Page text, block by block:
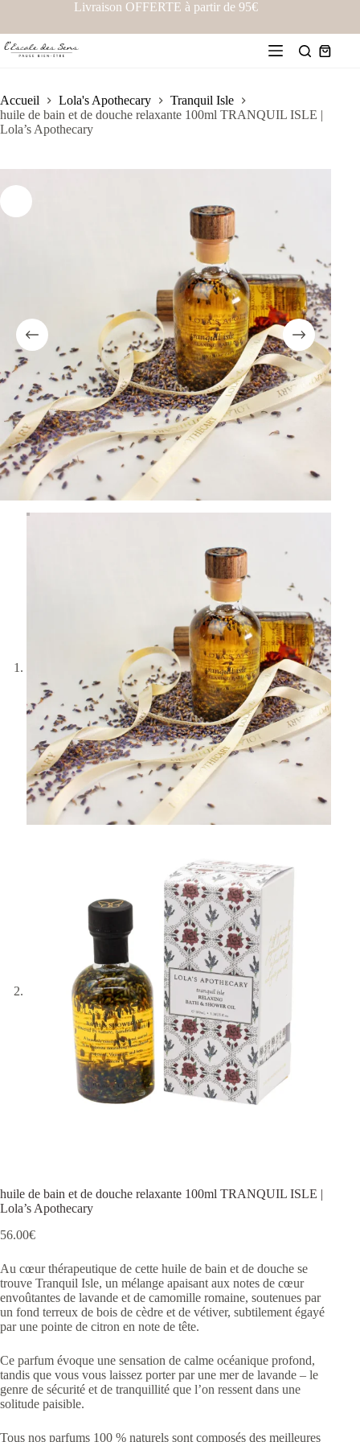
Livraison OFFERTE à partir de 95€
Accueil Lola's Apothecary
Tranquil Isle
huile de bain et de douche relaxante 100ml TRANQUIL ISLE |
Lola’s Apothecary
huile de bain et de douche relaxante 100ml TRANQUIL ISLE |
Lola’s Apothecary
56.00€
Au cœur thérapeutique de cette huile de bain et de douche se
trouve Tranquil Isle, un mélange apaisant aux notes de cœur
envoûtantes de lavande et de camomille romaine, soutenues par
un fond terreux de bois de cèdre et de vétiver, subtilement égayé
par une pointe de citron en note de tête.
Ce parfum évoque une sensation de calme océanique profond,
tandis que vous vous laissez porter par une mer de lavande – le
genre de sécurité et de tranquillité que l’on ressent dans une
solitude paisible.
Tous nos parfums 100 % naturels sont composés des meilleures